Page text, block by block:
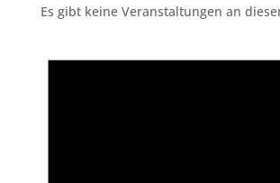
Es gibt keine Veranstaltungen an